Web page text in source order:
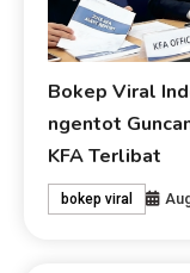
Bokep Viral
ngentot
KFA Terlibat
bokep viral